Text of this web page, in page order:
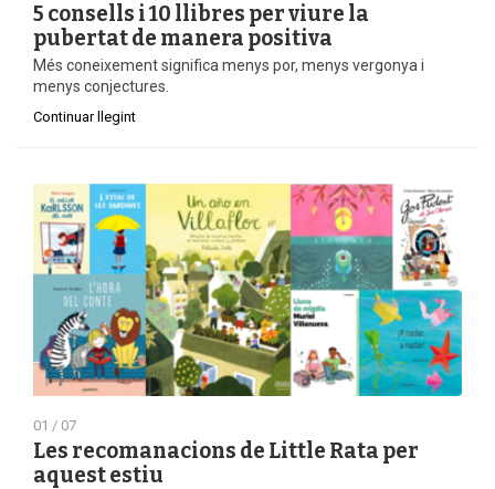
5 consells i 10 llibres per viure la
pubertat de manera positiva
Més coneixement significa menys por, menys vergonya i
menys conjectures.
Continuar llegint
01 / 07
Les recomanacions de Little Rata per
aquest estiu